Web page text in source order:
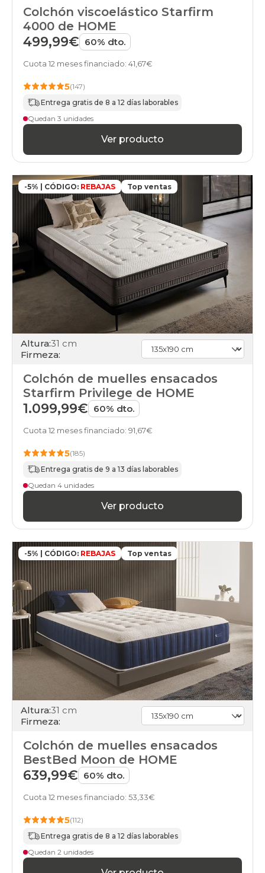
Colchón viscoelástico Starfirm
4000 de HOME
499,99€ 60% dto.
Cuota 12 meses financiado: 41,67€
5(147)
Entrega gratis de 8 a 12 días laborables
Quedan 3 unidades
Ver producto
-5% | CÓDIGO: REBAJAS Top ventas
Altura:31 cm
Firmeza:
Colchón de muelles ensacados
Starfirm Privilege de HOME
1.099,99€ 60% dto.
Cuota 12 meses financiado: 91,67€
5(185)
Entrega gratis de 9 a 13 días laborables
Quedan 4 unidades
Ver producto
-5% | CÓDIGO: REBAJAS Top ventas
Altura:31 cm
Firmeza:
Colchón de muelles ensacados
BestBed Moon de HOME
639,99€ 60% dto.
Cuota 12 meses financiado: 53,33€
5(112)
Entrega gratis de 8 a 12 días laborables
Quedan 2 unidades